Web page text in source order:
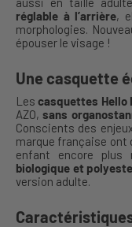
réglable à l’arrière,
morphologies.
épouser le visage !
Une casquette
Lescasquettes Hello
AZO,sans
Conscients des
marque française ont
enfant encore plus
biologique et
version adulte.